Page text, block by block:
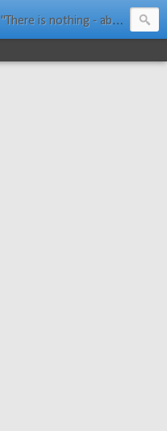
"There is nothing - absolutely nothing - half so much worth doing as simply messing about in boats." Water Rat, Kenneth Grahame